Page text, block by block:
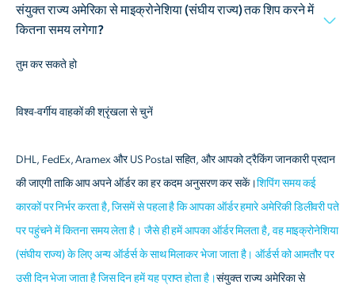
संयुक्त राज्य अमेरिका से माइक्रोनेशिया (संघीय राज्य) तक शिप करने में
कितना समय लगेगा?
तुम कर सकते हो
विश्व-वर्गीय वाहकों की श्रृंखला से चुनें
DHL, FedEx, Aramex और US Postal सहित, और आपको ट्रैकिंग जानकारी प्रदान
की जाएगी ताकि आप अपने ऑर्डर का हर कदम अनुसरण कर सकें।शिपिंग समय कई
कारकों पर निर्भर करता है, जिसमें से पहला है कि आपका ऑर्डर हमारे अमेरिकी डिलीवरी पते
पर पहुंचने में कितना समय लेता है। जैसे ही हमें आपका ऑर्डर मिलता है, वह माइक्रोनेशिया
(संघीय राज्य) के लिए अन्य ऑर्डर्स के साथ मिलाकर भेजा जाता है। ऑर्डर्स को आमतौर पर
उसी दिन भेजा जाता है जिस दिन हमें यह प्राप्त होता है।संयुक्त राज्य अमेरिका से